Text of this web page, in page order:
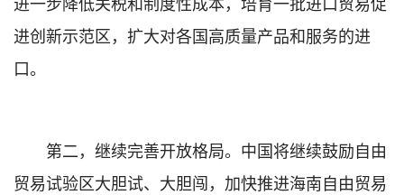
进创新示范区，扩大对各国高质量产品和服务的进
口。
第二，继续完善开放格局。中国将继续鼓励自由
贸易试验区大胆试、大胆闯，加快推进海南自由贸易